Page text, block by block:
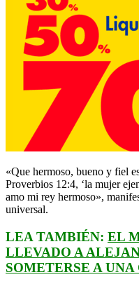
«Que hermoso, bueno y fiel
Proverbios 12:4, ‘la mujer
amo mi rey hermoso»,
universal.
LEA TAMBIÉN: EL
LLEVADO A
SOMETERSE A